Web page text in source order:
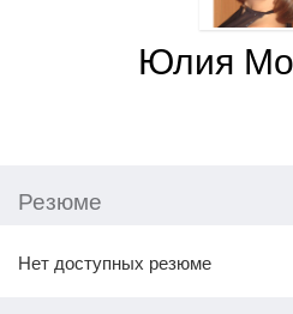
Юлия
Резюме
Нет доступных резюме